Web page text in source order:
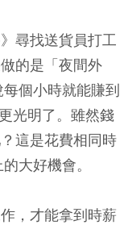
尋找送貨員打工
的是「夜間外
個小時就能賺到
光明了。雖然錢
這是花費相同時
大好機會。
，才能拿到時薪